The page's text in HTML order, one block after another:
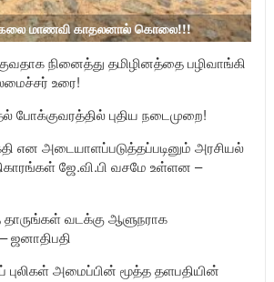
மாணவி காதலனால் கொலை!!!
நினைத்து தமிழினத்தை பழிவாங்கி
உரை!
போக்குவரத்தில் புதிய நடைமுறை!
என அடையாளப்படுத்தப்படினும் அரசியல்
ஜே.வி.பி வசமே உள்ளன –
தாருங்கள் வடக்கு ஆளுநராக
ஜனாதிபதி
புலிகள் அமைப்பின் மூத்த தளபதியின்